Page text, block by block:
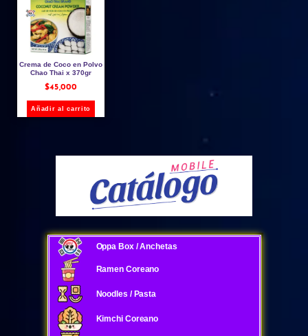
Crema de Coco en Polvo
Chao Thai x 370gr
$45,000
Añadir al carrito
Oppa Box / Anchetas
Ramen Coreano
Noodles / Pasta
Kimchi Coreano